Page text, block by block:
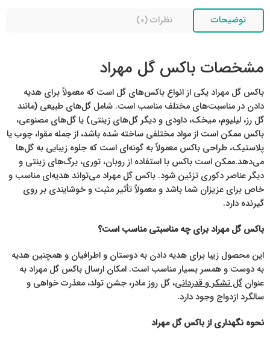
توضیحات نظرات (0)
مشخصات باکس گل مهراد
باکس گل مهراد یکی از انواع باکس‌های گل است که معمولاً برای هدیه
دادن در مناسبت‌های مختلف مناسب است. شامل گل‌های طبیعی (مانند
گل رز، لیلیوم، میخک، داودی و دیگر گل‌های زینتی) یا گل‌های مصنوعی،
باکس ممکن است از مواد مختلفی ساخته شده باشد، از جمله مقوا، چوب یا
پلاستیک، طراحی باکس معمولاً به گونه‌ای است که جلوه زیبایی به گل‌ها
می‌دهد.ممکن است باکس با استفاده از روبان، توری، برگ‌های زینتی و
دیگر عناصر دکوری تزئین شود. باکس گل مهراد می‌تواند هدیه‌ای مناسب و
خاص برای عزیزان شما باشد و معمولاً تأثیر مثبت و خوشایندی بر روی
گیرنده دارد.
باکس گل مهراد برای چه مناسبتی مناسب است؟
این محصول زیبا برای هدیه دادن به دوستان و اطرافیان و همچنین هدیه
به دوست و همسر بسیار مناسب است. امکان ارسال باکس گل مهراد به
عنوان گل تشکر و قدردانی، گل روز مادر، جشن تولد، معذرت خواهی و
سالگرد ازدواج وجود دارد.
نحوه نگهداری از باکس گل مهراد